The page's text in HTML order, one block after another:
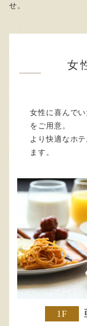
せ。
女
女性に喜んで
をご用意。
より快適なホ
ます。
1F